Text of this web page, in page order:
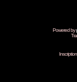
Powered by